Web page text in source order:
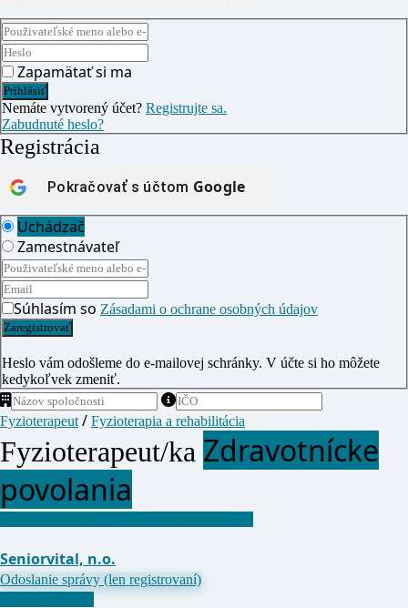
Zapamätať si ma
Nemáte vytvorený účet? Registrujte sa.
Zabudnuté heslo?
Registrácia
Pokračovať s účtom Google
Uchádzač
Zamestnávateľ
Súhlasím so Zásadami o ochrane osobných údajov
Heslo vám odošleme do e-mailovej schránky. V účte si ho môžete
kedykoľvek zmeniť.
Fyzioterapeut/ Fyzioterapia a rehabilitácia
Fyzioterapeut/ka Zdravotnícke
povolania
Seniorvital, n.o.
Odoslanie správy (len registrovaní)